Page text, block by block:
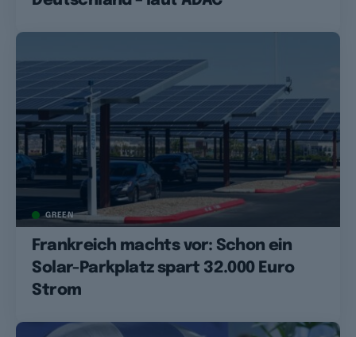
GREEN
Frankreich machts vor: Schon ein
Solar-Parkplatz spart 32.000 Euro
Strom